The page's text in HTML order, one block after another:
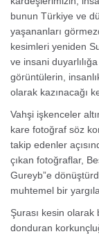
bunun Türkiye ve
yaşananları
kesimleri yeniden
ve insani
görüntülerin,
olarak kazınacağı
Vahşi işkenceler
kare fotoğraf söz
takip edenler
çıkan fotoğraflar,
Gureyb”e
muhtemel bir
Şurası kesin olarak
donduran